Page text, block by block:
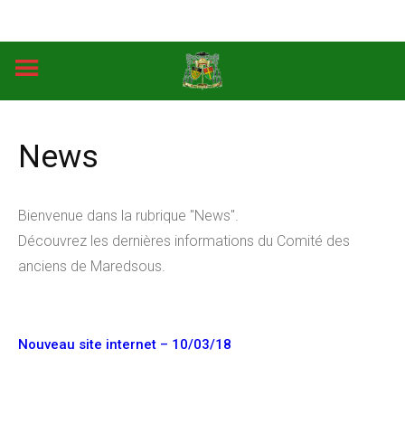
content
News
Bienvenue dans la rubrique "News".
Découvrez les dernières informations du Comité des
anciens de Maredsous.
Nouveau site internet – 10/03/18